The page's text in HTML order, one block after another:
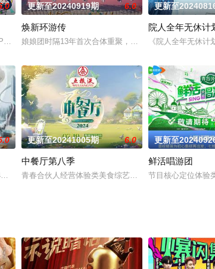
们颜值起飞，面对极限的体能考验，呈现不凡的意志力与
归！关注当代20+、30+、40+女性的真实成长状态！表达
更新至20240919期 6.0
焕新环游传
娘娘团时隔13年首次合体重聚，带着曾经回忆和新的憧
更新至
院人全年无休计
《院人全年无休
只神秘的队伍“学院林探索队”穿梭往返于这两个部落之间
限宠AI——青春芒果夜暨动感地带芒果卡周年音乐盛典”“动
更新至20241005期 6.0
中餐厅第八季
青春合伙人经营体验类美食综艺《中餐厅8》，本季将
更新至
鲜活唱游团
节目核心定位体验